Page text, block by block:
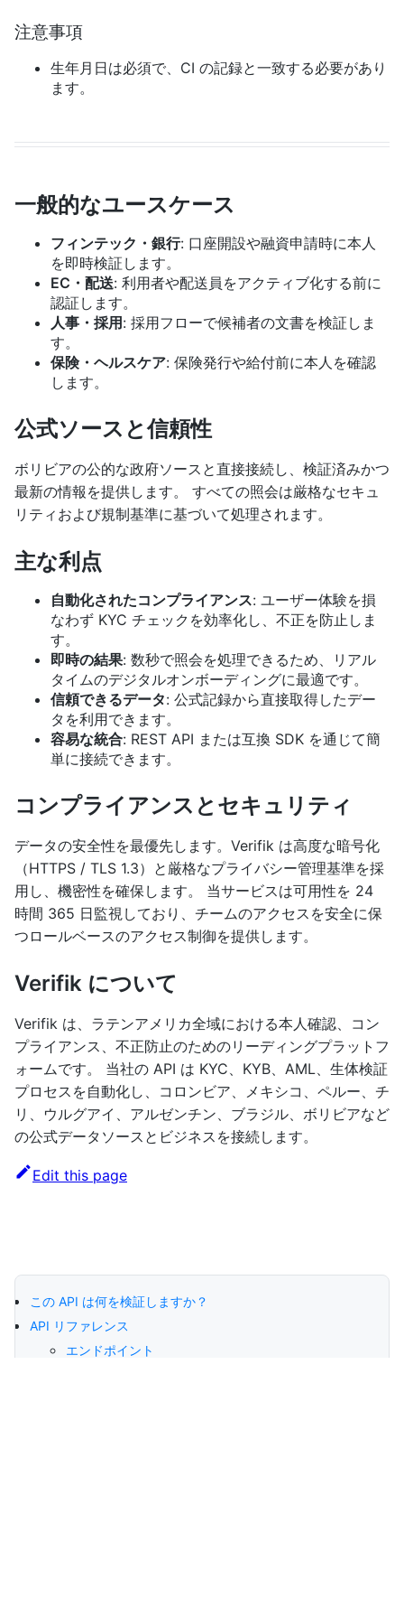
注意事項
生年月日は必須で、CI の記録と一致する必要があり
ます。
一般的なユースケース
フィンテック・銀行: 口座開設や融資申請時に本人
を即時検証します。
EC・配送: 利用者や配送員をアクティブ化する前に
認証します。
人事・採用 : 採用フローで候補者の文書を検証しま
す。
保険・ヘルスケア: 保険発行や給付前に本人を確認
します。
公式ソースと信頼性
ボリビアの公的な政府ソースと直接接続し、検証済みかつ
最新の情報を提供します。 すべての照会は厳格なセキュ
リティおよび規制基準に基づいて処理されます。
主な利点
自動化されたコンプライアンス: ユーザー体験を損
なわず KYC チェックを効率化し、不正を防止しま
す。
即時の結果: 数秒で照会を処理できるため、リアル
タイムのデジタルオンボーディングに最適です。
信頼できるデータ: 公式記録から直接取得したデー
タを利用できます。
容易な統合: REST API または互換 SDK を通じて簡
単に接続できます。
コンプライアンスとセキュリティ
データの安全性を最優先します。Verifik は高度な暗号化
（HTTPS / TLS 1.3）と厳格なプライバシー管理基準を採
用し、機密性を確保します。 当サービスは可用性を 24
時間 365 日監視しており、チームのアクセスを安全に保
つロールベースのアクセス制御を提供します。
Verifik について
Verifik は、ラテンアメリカ全域における本人確認、コン
プライアンス、不正防止のためのリーディングプラットフ
ォームです。 当社の API は KYC、KYB、AML、生体検証
プロセスを自動化し、コロンビア、メキシコ、ペルー、チ
リ、ウルグアイ、アルゼンチン、ブラジル、ボリビアなど
の公式データソースとビジネスを接続します。
Edit this page
この API は何を検証しますか？
API リファレンス
エンドポイント